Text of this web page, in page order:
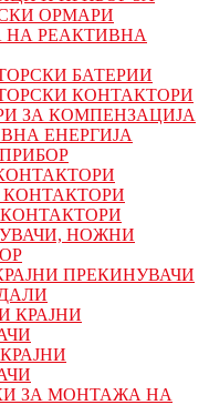
ОРМАРИ
РЕАКТИВНА
БАТЕРИИ
КОНТАКТОРИ
ЗА КОМПЕНЗАЦИЈА
ЕНЕРГИЈА
НОЖНИ
ПРЕКИНУВАЧИ
КРАЈНИ
ЗА МОНТАЖА НА